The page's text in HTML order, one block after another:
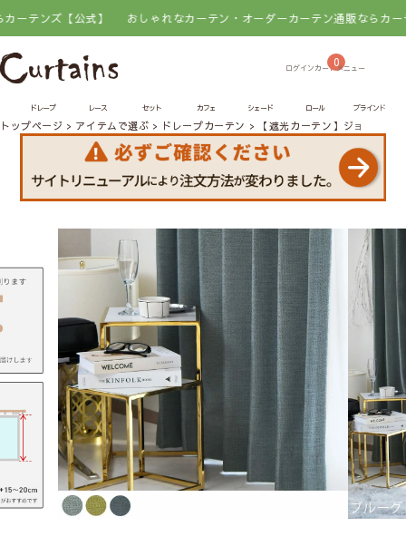
ズ【公式】 おしゃれなカーテン・オーダーカーテン通販ならカーテンズ
0
ドレープ レース セット カフェ シェード ロール ブラインド
トップページ アイテムで選ぶ ドレープカーテン 【遮光カーテン】ジョエル